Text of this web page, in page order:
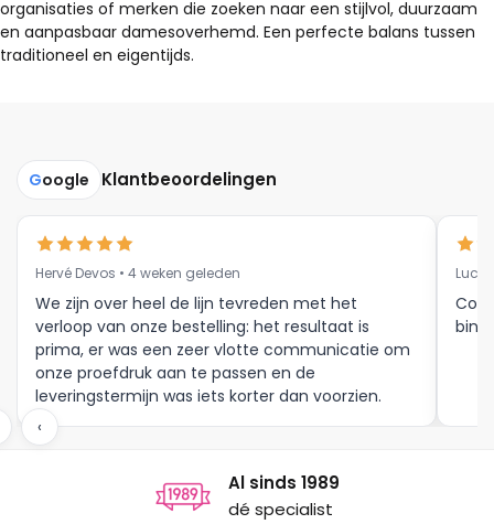
organisaties of merken die zoeken naar een stijlvol, duurzaam
en aanpasbaar damesoverhemd. Een perfecte balans tussen
traditioneel en eigentijds.
Google Klantbeoordelingen
Hervé Devos • 4 weken geleden
We zijn over heel de lijn tevreden met het
verloop van onze bestelling: het resultaat is
prima, er was een zeer vlotte communicatie om
onze proefdruk aan te passen en de
leveringstermijn was iets korter dan voorzien.
Meer moet dat niet zijn.
Luc
‹
Al sinds 1989
dé specialist